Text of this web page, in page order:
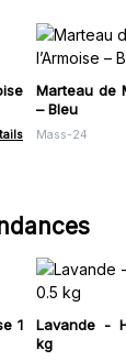
Marteau de
– Bleu
Mass-24
1
Lavande -
kg